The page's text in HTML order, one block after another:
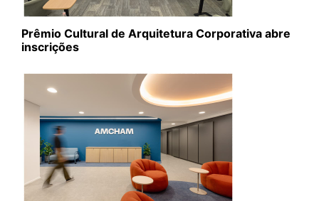
Prêmio Cultural de Arquitetura Corporativa abre
inscrições